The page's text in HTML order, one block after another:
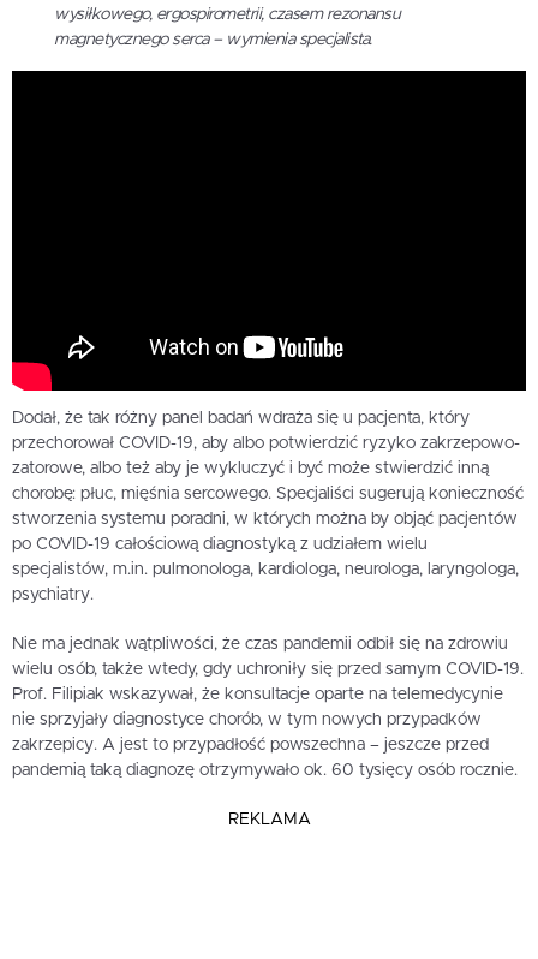
wysiłkowego, ergospirometrii, czasem rezonansu
magnetycznego serca – wymienia specjalista.
Dodał, że tak różny panel badań wdraża się u pacjenta, który
przechorował COVID-19, aby albo potwierdzić ryzyko zakrzepowo-
zatorowe, albo też aby je wykluczyć i być może stwierdzić inną
chorobę: płuc, mięśnia sercowego. Specjaliści sugerują konieczność
stworzenia systemu poradni, w których można by objąć pacjentów
po COVID-19 całościową diagnostyką z udziałem wielu
specjalistów, m.in. pulmonologa, kardiologa, neurologa, laryngologa,
psychiatry.
Nie ma jednak wątpliwości, że czas pandemii odbił się na zdrowiu
wielu osób, także wtedy, gdy uchroniły się przed samym COVID-19.
Prof. Filipiak wskazywał, że konsultacje oparte na telemedycynie
nie sprzyjały diagnostyce chorób, w tym nowych przypadków
zakrzepicy. A jest to przypadłość powszechna – jeszcze przed
pandemią taką diagnozę otrzymywało ok. 60 tysięcy osób rocznie.
REKLAMA